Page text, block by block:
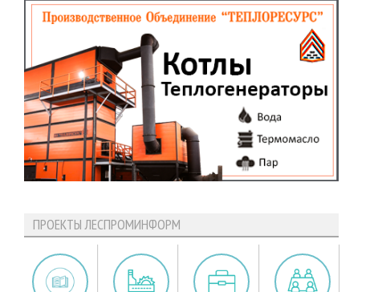
ПРОЕКТЫ ЛЕСПРОМИНФОРМ